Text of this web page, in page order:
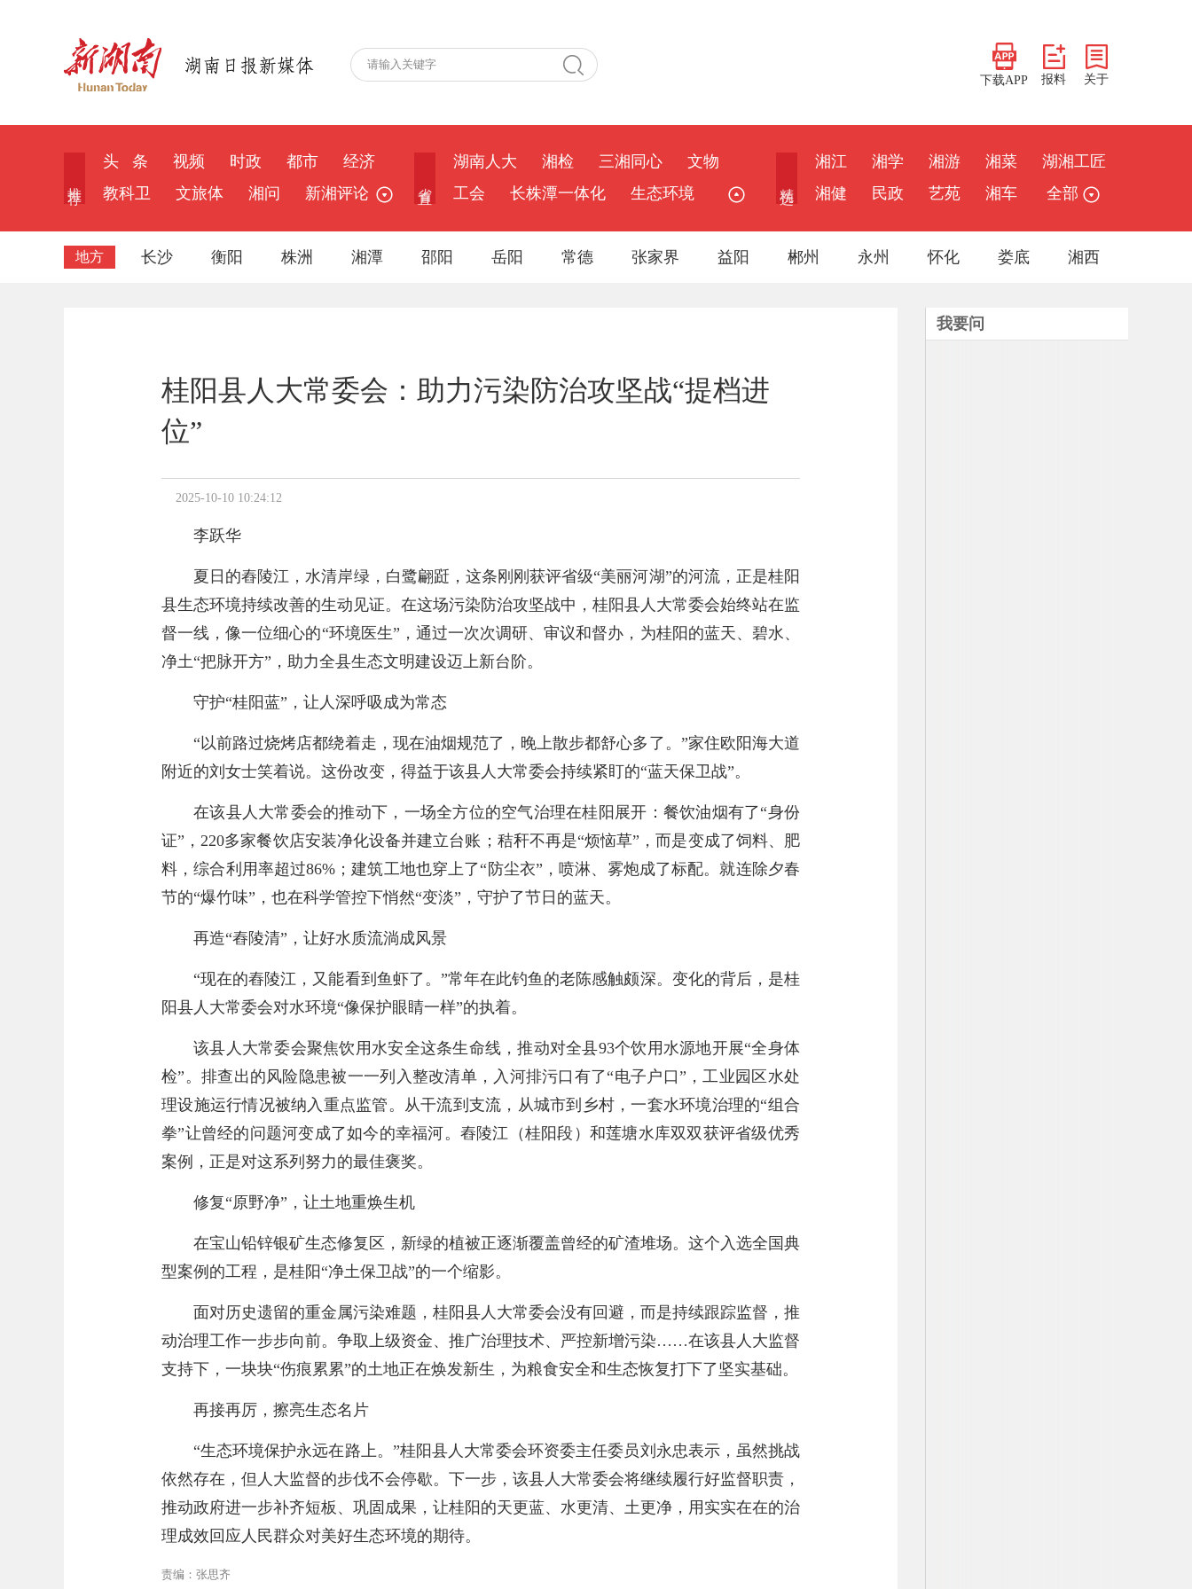
下载APP 报料 关于
头 条 视频 时政 都市
经济
教科卫
文旅体 湘问 新湘评论
湖南人大 湘检 三湘同心
文物
工会
长株潭一体化 生态环境
湘江 湘学 湘游 湘菜
湖湘工匠
湘健
民政 艺苑 湘车 全部
地方 长沙 衡阳 株洲 湘潭 邵阳 岳阳 常德 张家界 益阳 郴州 永州 怀化 娄底 湘西
桂阳县人大常委会：助力污染防治攻坚战“提档进
位”
2025-10-10 10:24:12
李跃华
夏日的舂陵江，水清岸绿，白鹭翩跹，这条刚刚获评省级“美丽河湖”的河流，正是桂阳
县生态环境持续改善的生动见证。在这场污染防治攻坚战中，桂阳县人大常委会始终站在监
督一线，像一位细心的“环境医生”，通过一次次调研、审议和督办，为桂阳的蓝天、碧水、
净土“把脉开方”，助力全县生态文明建设迈上新台阶。
守护“桂阳蓝”，让人深呼吸成为常态
“以前路过烧烤店都绕着走，现在油烟规范了，晚上散步都舒心多了。”家住欧阳海大道
附近的刘女士笑着说。这份改变，得益于该县人大常委会持续紧盯的“蓝天保卫战”。
在该县人大常委会的推动下，一场全方位的空气治理在桂阳展开：餐饮油烟有了“身份
证”，220多家餐饮店安装净化设备并建立台账；秸秆不再是“烦恼草”，而是变成了饲料、肥
料，综合利用率超过86%；建筑工地也穿上了“防尘衣”，喷淋、雾炮成了标配。就连除夕春
节的“爆竹味”，也在科学管控下悄然“变淡”，守护了节日的蓝天。
再造“舂陵清”，让好水质流淌成风景
“现在的舂陵江，又能看到鱼虾了。”常年在此钓鱼的老陈感触颇深。变化的背后，是桂
阳县人大常委会对水环境“像保护眼睛一样”的执着。
该县人大常委会聚焦饮用水安全这条生命线，推动对全县93个饮用水源地开展“全身体
检”。排查出的风险隐患被一一列入整改清单，入河排污口有了“电子户口”，工业园区水处
理设施运行情况被纳入重点监管。从干流到支流，从城市到乡村，一套水环境治理的“组合
拳”让曾经的问题河变成了如今的幸福河。舂陵江（桂阳段）和莲塘水库双双获评省级优秀
案例，正是对这系列努力的最佳褒奖。
修复“原野净”，让土地重焕生机
在宝山铅锌银矿生态修复区，新绿的植被正逐渐覆盖曾经的矿渣堆场。这个入选全国典
型案例的工程，是桂阳“净土保卫战”的一个缩影。
面对历史遗留的重金属污染难题，桂阳县人大常委会没有回避，而是持续跟踪监督，推
动治理工作一步步向前。争取上级资金、推广治理技术、严控新增污染……在该县人大监督
支持下，一块块“伤痕累累”的土地正在焕发新生，为粮食安全和生态恢复打下了坚实基础。
再接再厉，擦亮生态名片
“生态环境保护永远在路上。”桂阳县人大常委会环资委主任委员刘永忠表示，虽然挑战
依然存在，但人大监督的步伐不会停歇。下一步，该县人大常委会将继续履行好监督职责，
推动政府进一步补齐短板、巩固成果，让桂阳的天更蓝、水更清、土更净，用实实在在的治
理成效回应人民群众对美好生态环境的期待。
责编：张思齐
我要问